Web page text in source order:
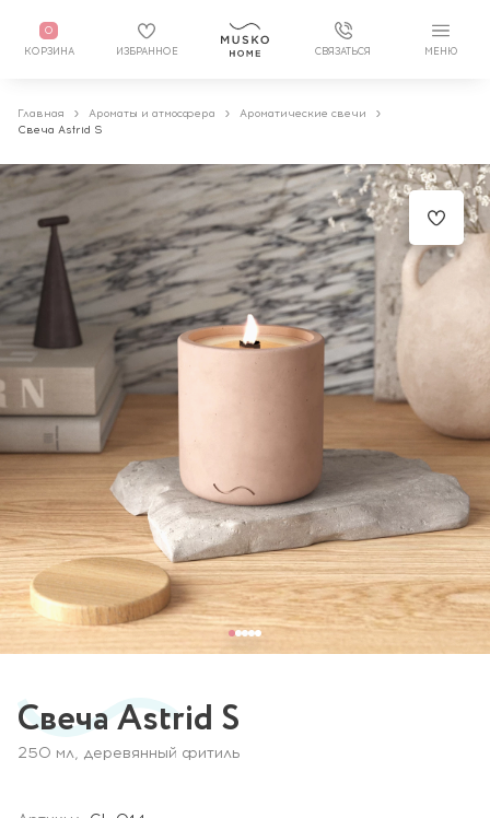
0
КОРЗИНА ИЗБРАННОЕ СВЯЗАТЬСЯ МЕНЮ
Главная Ароматы и атмосфера
Ароматические свечи
Свеча Astrid S
Свеча Astrid S
250 мл, деревянный фитиль